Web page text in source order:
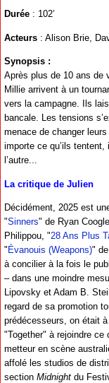
Durée : 102’
Acteurs : Alison Brie,
Synopsis :
Après plus de 10 ans de
Millie arrivent à un
vers la campagne. Ils
bancale. Les tensions
menace de changer
importe ce qu’ils tentent,
l’autre...
La critique de Julien
Décidément, 2025 est
"Sinners" de Ryan
Philippou, "28 Ans Plus
" Évanouis (Weapons)"
à concilier à la fois le
– dans une moindre
Lipovsky et Adam B.
regard de sa promotion
prédécesseurs, on était
"Together" à rejoindre
metteur en scène
affolé les studios de
section Midnight du